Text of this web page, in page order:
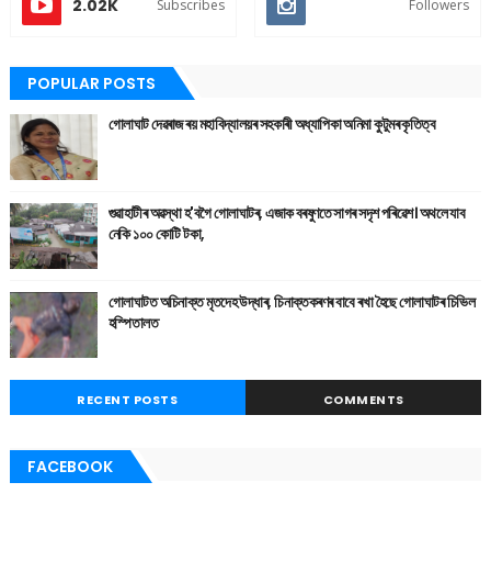
2.02K Subscribes Followers
POPULAR POSTS
গোলাঘাট দেৱৰাজ ৰয় মহাবিদ্যালয়ৰ সহকাৰী অধ্যাপিকা অনিমা কুটুমৰ কৃতিত্ব
গুৱাহাটীৰ অৱস্থা হ'বগৈ গোলাঘাটৰ, এজাক বৰষুণতে সাগৰ সদৃশ পৰিৱেশ। অথলে যাব
নেকি ১০০ কোটি টকা,
গোলাঘাটত অচিনাক্ত মৃতদেহ উদ্ধাৰ, চিনাক্তকৰণৰ বাবে ৰখা হৈছে গোলাঘাটৰ চিভিল
হস্পিতালত
RECENT POSTS COMMENTS
FACEBOOK